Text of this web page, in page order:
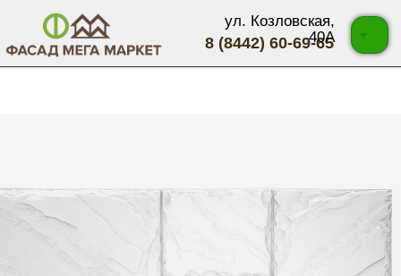
8 (8442) 60-69-65
ул. Козловская,
40А